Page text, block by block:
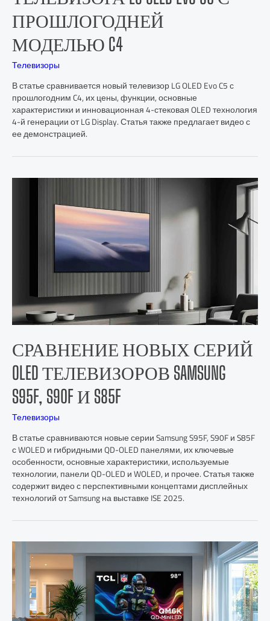
ПРОШЛОГОДНЕЙ
МОДЕЛЬЮ C4
Телевизоры
В статье сравнивается новый телевизор LG OLED Evo C5 с
прошлогодним C4, их цены, функции, основные
характеристики и инновационная 4-стековая OLED технология
4-й генерации от LG Display. Статья также предлагает видео с
ее демонстрацией.
СРАВНЕНИЕ НОВЫХ СЕРИЙ
OLED ТЕЛЕВИЗОРОВ SAMSUNG
S95F, S90F И S85F
Телевизоры
В статье сравниваются новые серии Samsung S95F, S90F и S85F
с WOLED и гибридными QD-OLED панелями, их ключевые
особенности, основные характеристики, используемые
технологии, панели QD-OLED и WOLED, и прочее. Статья также
содержит видео с перспективными концептами дисплейных
технологий от Samsung на выставке ISE 2025.